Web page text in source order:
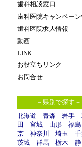
歯科相談窓口
歯科医院キャンペーン
歯科医院求人情報
動画
LINK
お役立ちリンク
お問合せ
－県別で探す－
北海道
青森 岩手
田
宮城 山形 福島
京
神奈川 埼玉
茨城
群馬 栃木
静